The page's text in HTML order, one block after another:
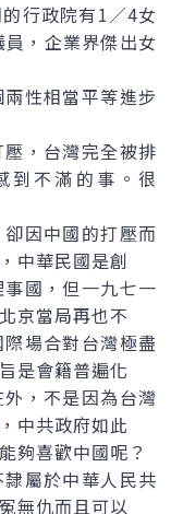
行政院有1∕4女
，企業界傑出女
性相當平等進步
台灣完全被排
到不滿的事。很
因中國的打壓而
中華民國是創
國，但一九七一
京當局再也不
場合對台灣極盡
是會籍普遍化
，不是因為台灣
中共政府如此
喜歡中國呢？
於中華人民共
無仇而且可以